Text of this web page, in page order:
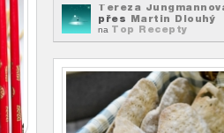
Tereza
přes Martin Dlouhý
na Top Recepty